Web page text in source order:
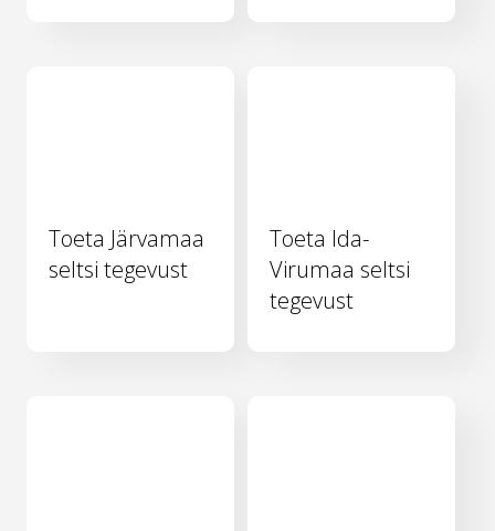
Toeta Järvamaa
seltsi tegevust
Toeta Ida-
Virumaa seltsi
tegevust